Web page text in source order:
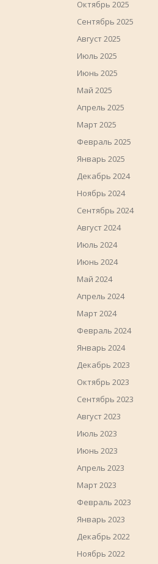
Октябрь 2025
Сентябрь 2025
Август 2025
Июль 2025
Июнь 2025
Май 2025
Апрель 2025
Март 2025
Февраль 2025
Январь 2025
Декабрь 2024
Ноябрь 2024
Сентябрь 2024
Август 2024
Июль 2024
Июнь 2024
Май 2024
Апрель 2024
Март 2024
Февраль 2024
Январь 2024
Декабрь 2023
Октябрь 2023
Сентябрь 2023
Август 2023
Июль 2023
Июнь 2023
Апрель 2023
Март 2023
Февраль 2023
Январь 2023
Декабрь 2022
Ноябрь 2022